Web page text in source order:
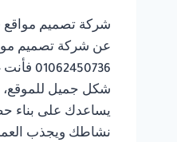
شركة تصميم مواقع
عن شركة تصميم
شكل جميل
يساعدك على بناء
نشاطك ويجذب